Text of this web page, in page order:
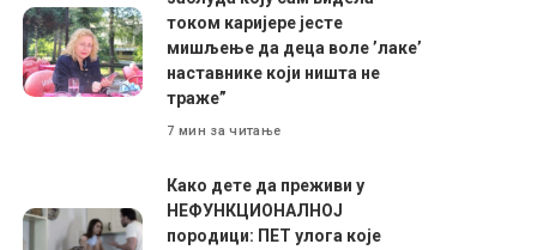
током каријере јесте
мишљење да деца воле ’лаке’
наставнике који ништа не
траже”
7 мин за читање
Како дете да преживи у
НЕФУНКЦИОНАЛНОЈ
породици: ПЕТ улога које